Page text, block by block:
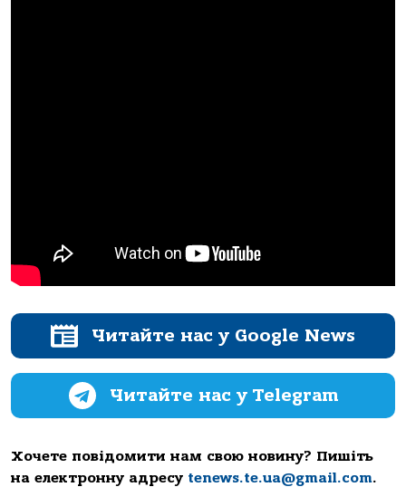
Читайте нас у Google News
Читайте нас у Telegram
Хочете повідомити нам свою новину? Пишіть
на електронну адресу tenews.te.ua@gmail.com.